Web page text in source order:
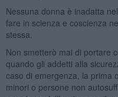
Nessuna donna è inadatta
fare in scienza e coscienza
stessa.
Non smetterò mai di portare
quando gli addetti alla
caso di emergenza, la prima
minori o persone non